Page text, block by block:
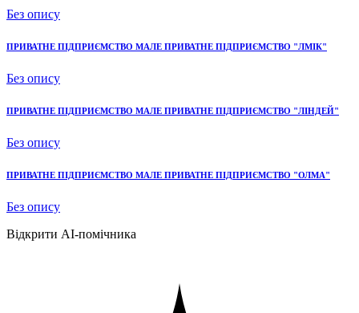
Без опису
ПРИВАТНЕ ПІДПРИЄМСТВО МАЛЕ ПРИВАТНЕ ПІДПРИЄМСТВО "ЛМІК"
Без опису
ПРИВАТНЕ ПІДПРИЄМСТВО МАЛЕ ПРИВАТНЕ ПІДПРИЄМСТВО "ЛІНДЕЙ"
Без опису
ПРИВАТНЕ ПІДПРИЄМСТВО МАЛЕ ПРИВАТНЕ ПІДПРИЄМСТВО "ОЛМА"
Без опису
Відкрити AI-помічника